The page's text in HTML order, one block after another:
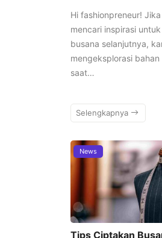
Hi fashionpreneur!
mencari inspirasi
busana selanjutnya,
mengeksplorasi
saat…
Selengkapnya
News
Tips Ciptakan